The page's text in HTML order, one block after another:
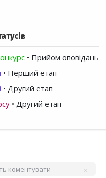
• Прийом оповідань
• Перший етап
• Другий етап
• Другий етап
коментувати